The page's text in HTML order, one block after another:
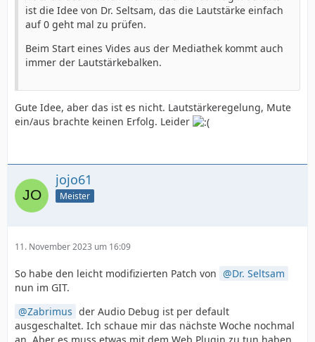
ist die Idee von Dr. Seltsam, das die Lautstärke einfach
auf 0 geht mal zu prüfen.
Beim Start eines Vides aus der Mediathek kommt auch
immer der Lautstärkebalken.
Gute Idee, aber das ist es nicht. Lautstärkeregelung, Mute
ein/aus brachte keinen Erfolg. Leider
jojo61
Meister
11. November 2023 um 16:09
So habe den leicht modifizierten Patch von
Dr. Seltsam
nun im GIT.
Zabrimus der Audio Debug ist per default
ausgeschaltet. Ich schaue mir das nächste Woche nochmal